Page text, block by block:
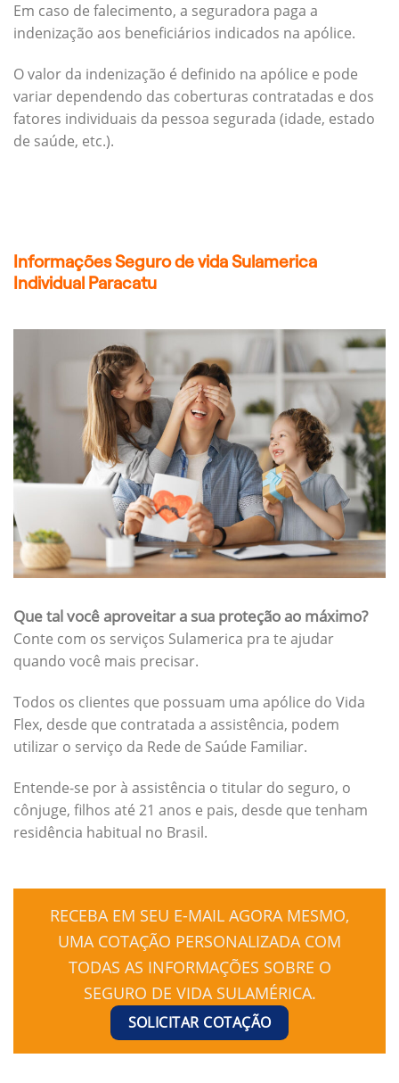
Em caso de falecimento, a seguradora paga a
indenização aos beneficiários indicados na apólice.
O valor da indenização é definido na apólice e pode
variar dependendo das coberturas contratadas e dos
fatores individuais da pessoa segurada (idade, estado
de saúde, etc.).
Informações Seguro de vida Sulamerica
Individual Paracatu
Que tal você aproveitar a sua proteção ao máximo?
Conte com os serviços Sulamerica pra te ajudar
quando você mais precisar.
Todos os clientes que possuam uma apólice do Vida
Flex, desde que contratada a assistência, podem
utilizar o serviço da Rede de Saúde Familiar.
Entende-se por à assistência o titular do seguro, o
cônjuge, filhos até 21 anos e pais, desde que tenham
residência habitual no Brasil.
RECEBA EM SEU E-MAIL AGORA MESMO,
UMA COTAÇÃO PERSONALIZADA COM
TODAS AS INFORMAÇÕES SOBRE O
SEGURO DE VIDA SULAMÉRICA.
SOLICITAR COTAÇÃO